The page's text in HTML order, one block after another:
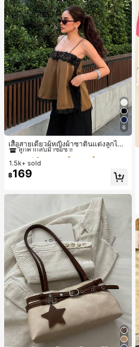
6
เสื้อสายเดี่ยวผู้หญิงผ้าซาตินแต่งลูกไม้
- เสื้อสายเดี่ยวฤดูร้อนสีคากีมีรอยผ่าด้า
นข้างที่น่าดึงดูดแบบสบายๆ
#1 ขายดี
ใน สีกากี เสื้อสตรี เสื้อเบลาส์ & Tee
ลูกค้ากลับมาซื้อซ้ำ!
#1 ขายดี
ลูกค้ากลับมาซื้อซ้ำ!
#1 ขายดี
ลูกค้ากลับมาซื้อซ้ำ!
#1 ขายดี
ใน สีกากี เสื้อสตรี เสื้อเบลาส์ & Tee
1.5k+ sold
฿169